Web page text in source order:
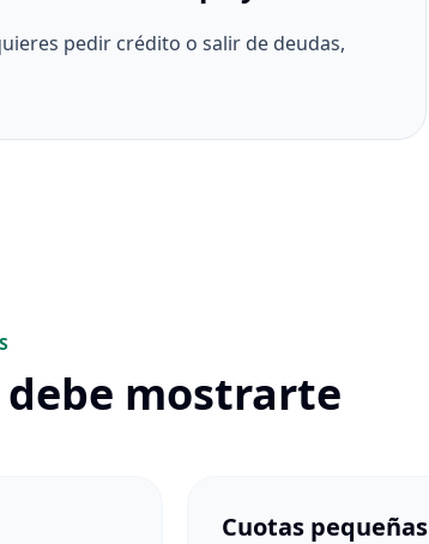
pedir crédito o salir de deudas,
mostrarte
Cuotas pequeñas